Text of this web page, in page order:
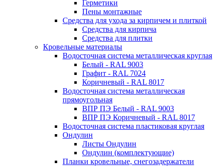
Герметики
Пены монтажные
Средства для ухода за кирпичем и плиткой
Средства для кирпича
Средства для плитки
Кровельные материалы
Водосточная система металлическая круглая
Белый - RAL 9003
Графит - RAL 7024
Коричневый - RAL 8017
Водосточная система металлическая
прямоугольная
ВПР ПЭ Белый - RAL 9003
ВПР ПЭ Коричневый - RAL 8017
Водосточная система пластиковая круглая
Ондулин
Листы Ондулин
Ондулин (комплектующие)
Планки кровельные, снегозадержатели